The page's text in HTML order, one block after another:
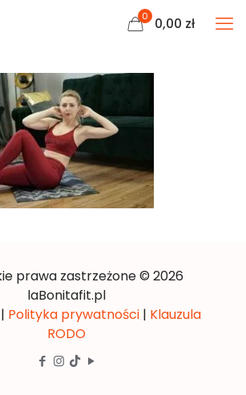
0 0,00 zł
prawa zastrzeżone © 2026
laBonitafit.pl
| Polityka prywatności | Klauzula
RODO